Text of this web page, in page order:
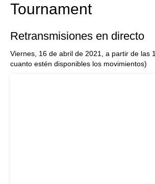
Tournament
Retransmisiones en directo
Viernes, 16 de abril de 2021, a partir de las
cuanto estén disponibles los movimientos)